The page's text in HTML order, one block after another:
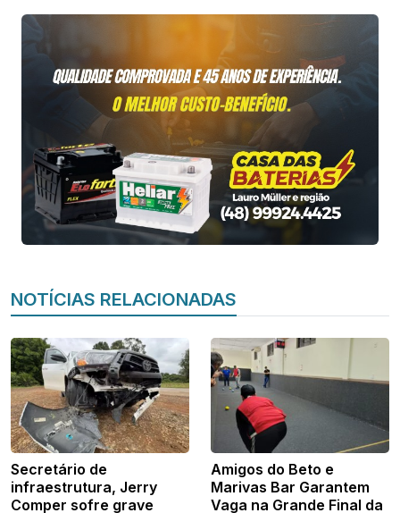
NOTÍCIAS RELACIONADAS
Secretário de
infraestrutura, Jerry
Comper sofre grave
Amigos do Beto e
Marivas Bar Garantem
Vaga na Grande Final da